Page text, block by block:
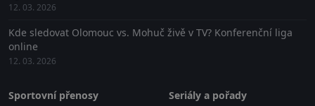
12. 03. 2026
Kde sledovat Olomouc vs. Mohuč živě v TV? Konferenční liga
online
12. 03. 2026
Sportovní přenosy
Seriály a pořady